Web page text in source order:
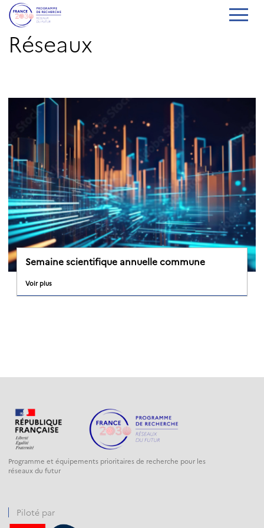
Réseaux
Semaine scientifique annuelle commune
Voir plus
Programme et équipements prioritaires de recherche pour les
réseaux du futur
Piloté par